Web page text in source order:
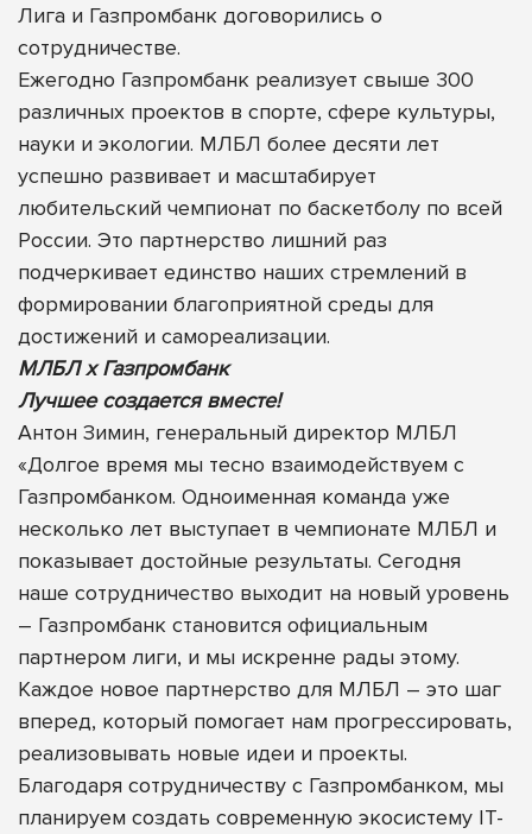
Лига и Газпромбанк договорились о
сотрудничестве.
Ежегодно Газпромбанк реализует свыше 300
различных проектов в спорте, сфере культуры,
науки и экологии. МЛБЛ более десяти лет
успешно развивает и масштабирует
любительский чемпионат по баскетболу по всей
России. Это партнерство лишний раз
подчеркивает единство наших стремлений в
формировании благоприятной среды для
достижений и самореализации.
МЛБЛ х Газпромбанк
Лучшее создается вместе!
Антон Зимин, генеральный директор МЛБЛ
«Долгое время мы тесно взаимодействуем с
Газпромбанком. Одноименная команда уже
несколько лет выступает в чемпионате МЛБЛ и
показывает достойные результаты. Сегодня
наше сотрудничество выходит на новый уровень
– Газпромбанк становится официальным
партнером лиги, и мы искренне рады этому.
Каждое новое партнерство для МЛБЛ – это шаг
вперед, который помогает нам прогрессировать,
реализовывать новые идеи и проекты.
Благодаря сотрудничеству с Газпромбанком, мы
планируем создать современную экосистему IT-